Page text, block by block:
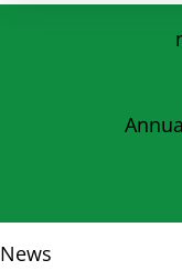
News